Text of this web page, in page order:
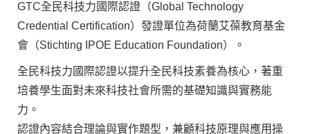
GTC全民科技力國際認證（Global Technology
Credential Certification）發證單位為荷蘭艾葆教育基金
會（Stichting IPOE Education Foundation）。
全民科技力國際認證以提升全民科技素養為核心，著重
培養學生面對未來科技社會所需的基礎知識與實務能
力。
認證內容結合理論與實作題型，兼顧科技原理與應用操